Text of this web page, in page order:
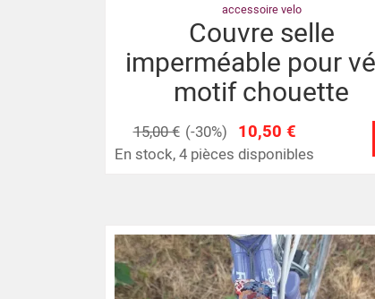
accessoire velo
Couvre selle
imperméable pour
motif chouette
15,00 € (-30%) 10,50 €
En stock, 4 pièces disponibles